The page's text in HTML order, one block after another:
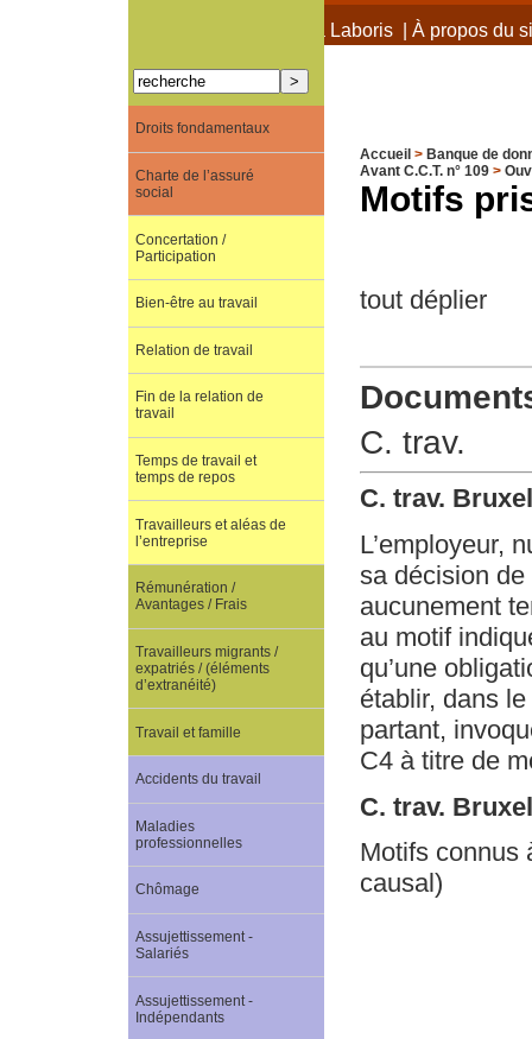
À propos de Terra Laboris| À propos du
Accueil > Banque de
Avant C.C.T. n° 109>
Motifs
tout déplier
C. trav.
C. trav.
L’employeur,
sa décision de
aucunement
au motif
qu’une
établir, dans
partant,
C4 à titre de
C. trav.
Motifs connus
causal)
Droits fondamentaux
Charte de l’assuré
social
Concertation /
Participation
Bien-être au travail
Relation de travail
Fin de la relation de
travail
Temps de travail et
temps de repos
Travailleurs et aléas de
l’entreprise
Rémunération /
Avantages / Frais
Travailleurs migrants /
expatriés / (éléments
d’extranéité)
Travail et famille
Accidents du travail
Maladies
professionnelles
Chômage
Assujettissement -
Salariés
Assujettissement -
Indépendants